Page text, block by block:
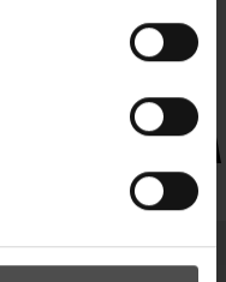
IN CORTINA